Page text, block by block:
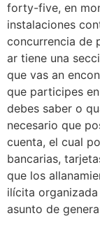
forty-five, en
instalaciones
concurrencia de
ar tiene una
que vas an
que participes
debes saber o
necesario que
cuenta, el cual
bancarias,
que los
ilícita
asunto de